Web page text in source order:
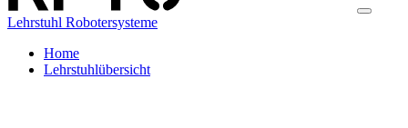
Lehrstuhl Robotersysteme
Home
Lehrstuhlübersicht